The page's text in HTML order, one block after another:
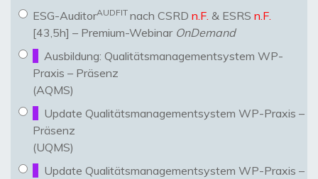
ESG-AuditorAUDFIT nach CSRD n.F. & ESRS n.F.
[43,5h] – Premium-Webinar OnDemand
Ausbildung: Qualitätsmanagementsystem WP-
Praxis – Präsenz
(AQMS)
Update Qualitätsmanagementsystem WP-Praxis –
Präsenz
(UQMS)
Update Qualitätsmanagementsystem WP-Praxis –